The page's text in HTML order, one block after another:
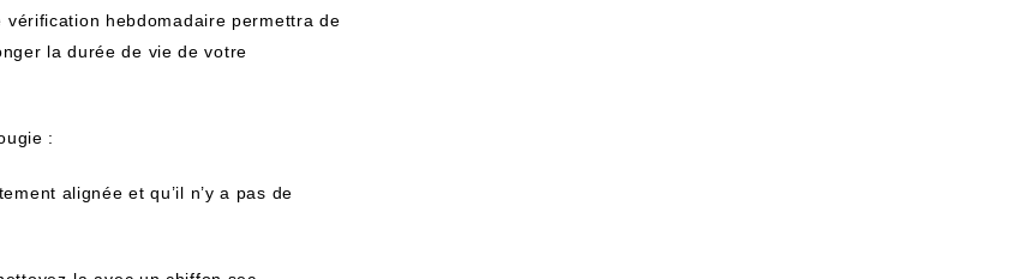
vérification hebdomadaire permettra de
la durée de vie de votre
:
alignée et qu’il n’y a pas de